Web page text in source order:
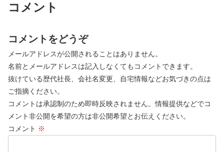
コメント
コメントをどうぞ
メールアドレスが公開されることはありません。
名前とメールアドレスは記入しなくてもコメントできます。
抜けている歴代社長、会社名変更、自宅情報などお気づきの点は
ご指摘ください。
コメントは承認制のため即時反映されません。情報提供などでコ
メント非公開を希望の方は非公開希望とお伝えください。
コメント ※